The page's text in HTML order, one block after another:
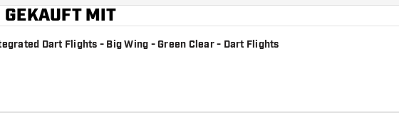
MIT
Dart Flights - Big Wing - Green Clear - Dart Flights